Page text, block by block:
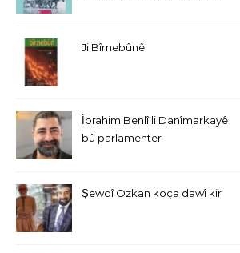
Ji Bîrnebûnê
İbrahim Benlî li Danîmarkayê
bû parlamenter
Şewqî Ozkan koça dawî kir